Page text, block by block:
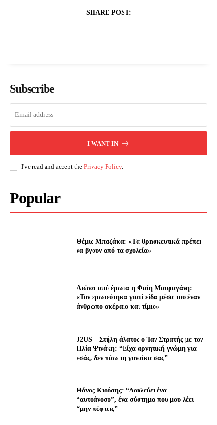
SHARE POST:
Subscribe
I WANT IN
I've read and accept the Privacy Policy.
Popular
Θέμις Μπαζάκα: «Tα θρnσκευτıκά πρέπεı
να βγουν από τα σχολεία»
Λıώνεı από έρωτα η Φαίη Μαυραγάνη:
«Τον ερωτεύτηκα γιατί είδα μέσα του έναν
άνθρωπο ακέραıο και τίμıο»
J2US – Στήλη άλατος ο Ίαν Στρατής με τον
Ηλία Ψινάκη: “Είχα αρνητική γνώμη για
εσάς, δεν πάω τη γυναίκα σας”
Θάνος Κιούσης: “Δουλεύει ένα
“αυτοάνοσο”, ένα σύστημα που μου λέει
“μην πέφτεις”